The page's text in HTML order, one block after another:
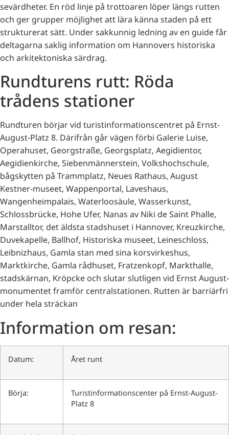
sevärdheter. En röd linje på trottoaren löper längs rutten
och ger grupper möjlighet att lära känna staden på ett
strukturerat sätt. Under sakkunnig ledning av en guide får
deltagarna saklig information om Hannovers historiska
och arkitektoniska särdrag.
Rundturens rutt: Röda
trådens stationer
Rundturen börjar vid turistinformationscentret på Ernst-
August-Platz 8. Därifrån går vägen förbi Galerie Luise,
Operahuset, Georgstraße, Georgsplatz, Aegidientor,
Aegidienkirche, Siebenmännerstein, Volkshochschule,
bågskytten på Trammplatz, Neues Rathaus, August
Kestner-museet, Wappenportal, Laveshaus,
Wangenheimpalais, Waterloosäule, Wasserkunst,
Schlossbrücke, Hohe Ufer, Nanas av Niki de Saint Phalle,
Marstalltor, det äldsta stadshuset i Hannover, Kreuzkirche,
Duvekapelle, Ballhof, Historiska museet, Leineschloss,
Leibnizhaus, Gamla stan med sina korsvirkeshus,
Marktkirche, Gamla rådhuset, Fratzenkopf, Markthalle,
stadskärnan, Kröpcke och slutar slutligen vid Ernst August-
monumentet framför centralstationen. Rutten är barriärfri
under hela sträckan
Information om resan:
Datum: Året runt
Börja:
Turistinformationscenter på Ernst-August-
Platz 8